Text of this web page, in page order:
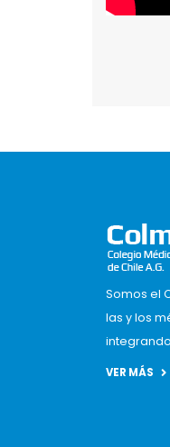
Somos el
las y los
VER MÁS